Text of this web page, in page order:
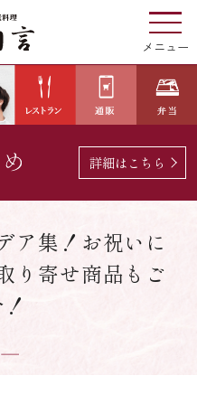
メニュー
お食い初め
詳細はこちら
ア集！お祝いに
り寄せ商品もご